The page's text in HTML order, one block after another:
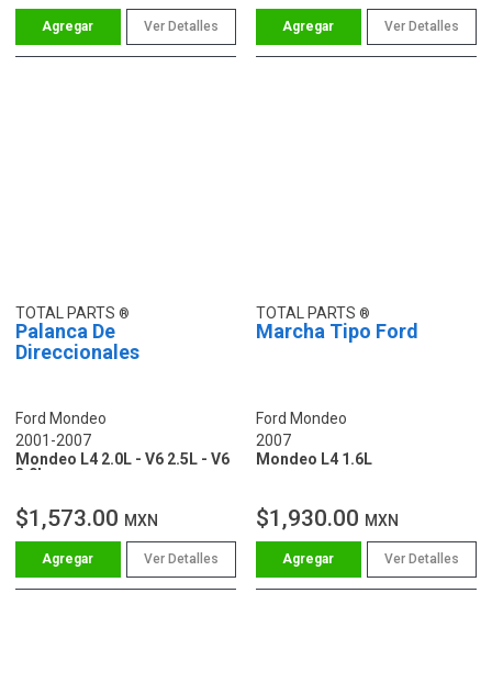
Ver Detalles Ver Detalles
TOTAL PARTS
Palanca De
Direccionales
Ford Mondeo
2001-2007
Mondeo L4 2.0L - V6 2.5L - V6
3.0L
$1,573.00 MXN
Ver Detalles
TOTAL PARTS
Marcha Tipo Ford
Ford Mondeo
2007
Mondeo L4 1.6L
$1,930.00 MXN
Ver Detalles